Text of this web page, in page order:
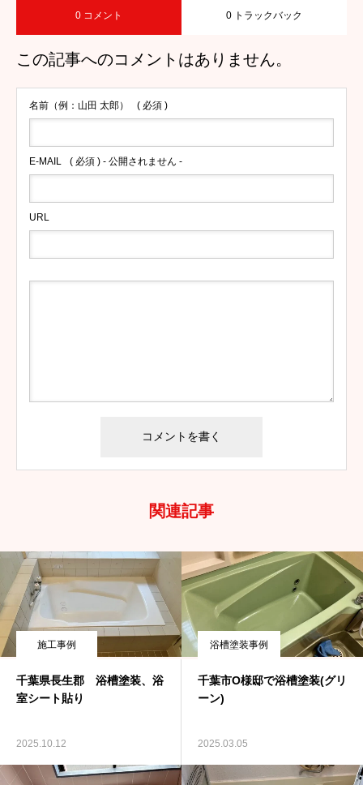
0 コメント 0 トラックバック
この記事へのコメントはありません。
名前（例：山田 太郎） ( 必須 )
E-MAIL ( 必須 ) - 公開されません -
URL
関連記事
施工事例
千葉県長生郡 浴槽塗装、浴
室シート貼り
2025.10.12
浴槽塗装事例
千葉市O様邸で浴槽塗装(グリ
ーン)
2025.03.05